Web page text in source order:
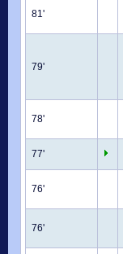
81'
79'
78'
77'
76'
76'